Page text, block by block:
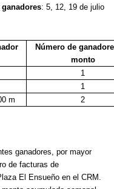
res: 5, 12, 19 de julio
Número de
monto
1
1
m
2
ganadores, por mayor
de facturas de
El Ensueño en el CRM.